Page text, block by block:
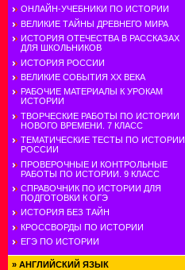
ОНЛАЙН-УЧЕБНИКИ ПО ИСТОРИИ
ВЕЛИКИЕ ТАЙНЫ ДРЕВНЕГО МИРА
ИСТОРИЯ ОТЕЧЕСТВА В РАССКАЗАХ
ДЛЯ ШКОЛЬНИКОВ
ИСТОРИЯ РОССИИ
ВЕЛИКИЕ СОБЫТИЯ ХХ ВЕКА
РАБОЧИЕ МАТЕРИАЛЫ К УРОКАМ
ИСТОРИИ
ТВОРЧЕСКИЕ РАБОТЫ ПО ИСТОРИИ
НОВОГО ВРЕМЕНИ. 7 КЛАСС
ТЕМАТИЧЕСКИЕ ТЕСТЫ ПО ИСТОРИИ
РОССИИ
ПРОВЕРОЧНЫЕ И КОНТРОЛЬНЫЕ
РАБОТЫ ПО ИСТОРИИ. 9 КЛАСС
СПРАВОЧНИК ПО ИСТОРИИ ДЛЯ
ПОДГОТОВКИ К ОГЭ
ИСТОРИЯ БЕЗ ТАЙН
КРОССВОРДЫ ПО ИСТОРИИ
ЕГЭ ПО ИСТОРИИ
» АНГЛИЙСКИЙ ЯЗЫК